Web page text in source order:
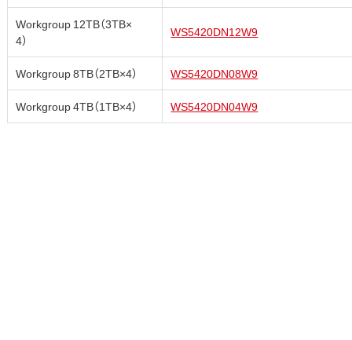
Workgroup 12TB（3TB×
4）
WS5420DN12W9
Workgroup 8TB（2TB×4） WS5420DN08W9
Workgroup 4TB（1TB×4） WS5420DN04W9